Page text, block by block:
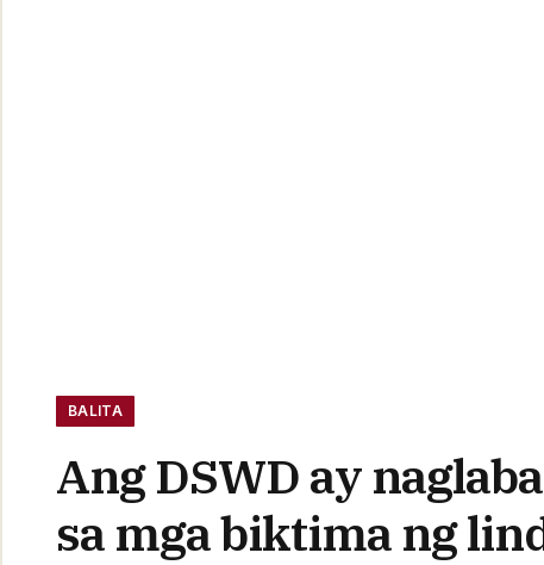
BALITA
Ang DSWD ay
sa mga biktima ng